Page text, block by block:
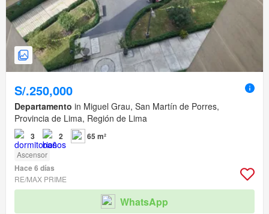
S/.250,000
Departamento in Miguel Grau, San Martín de Porres,
Provincia de Lima, Región de Lima
3 2 65 m²
Ascensor
Hace 6 días
RE/MAX PRIME
WhatsApp